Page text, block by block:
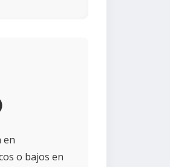
en
o bajos en